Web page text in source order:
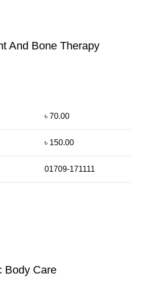
And Bone Therapy
৳ 70.00
৳ 150.00
01709-171111
Body Care